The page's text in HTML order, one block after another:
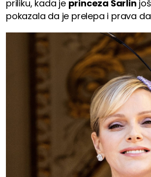
priliku, kada je princeza Šarlin
pokazala da je prelepa i prava